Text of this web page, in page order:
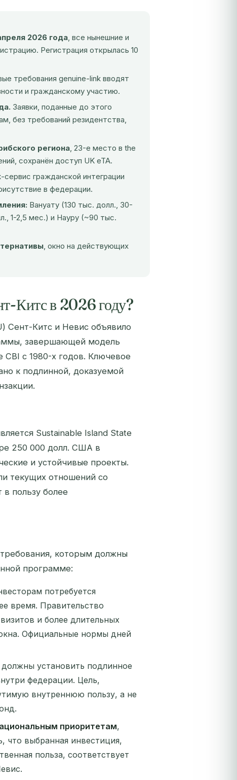
2026 года, все нынешние и
Регистрация открылась 10
требования genuine-link вводят
и гражданскому участию.
Заявки, поданные до этого
без требований резидентства,
региона, 23-е место в the
сохранён доступ UK eTA.
сервис гражданской интеграции
в федерации.
Вануату (130 тыс. долл., 30-
1-2,5 мес.) и Науру (~90 тыс.
, окно на действующих
Китс в 2026 году?
Сент-Китс и Невис объявило
завершающей модель
CBI с 1980-х годов. Ключевое
к подлинной, доказуемой
Sustainable Island State
250 000 долл. США в
и устойчивые проекты.
текущих отношений со
пользу более
которым должны
программе:
потребуется
время. Правительство
и более длительных
Официальные нормы дней
должны установить подлинное
федерации. Цель,
внутреннюю пользу, а не
приоритетам,
что выбранная инвестиция,
польза, соответствует